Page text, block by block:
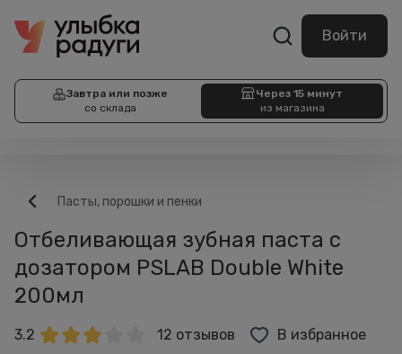
Войти
Завтра или позже
со склада
Через 15 минут
из магазина
Пасты, порошки и пенки
Отбеливающая зубная паста с
дозатором PSLAB Double White
200мл
3.2 12 отзывов В избранное